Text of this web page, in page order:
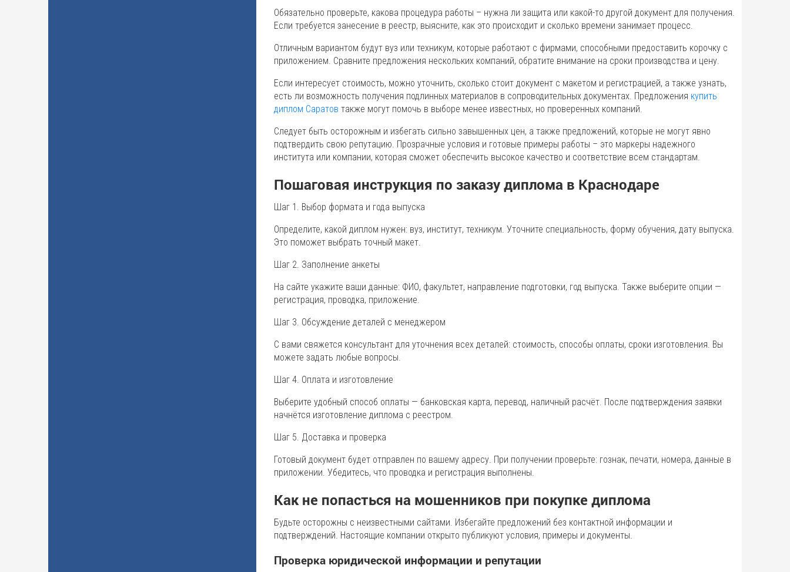
Обязательно проверьте, какова процедура работы – нужна ли защита или какой-то другой документ для получения.
Если требуется занесение в реестр, выясните, как это происходит и сколько времени занимает процесс.
Отличным вариантом будут вуз или техникум, которые работают с фирмами, способными предоставить корочку с
приложением. Сравните предложения нескольких компаний, обратите внимание на сроки производства и цену.
Если интересует стоимость, можно уточнить, сколько стоит документ с макетом и регистрацией, а также узнать,
есть ли возможность получения подлинных материалов в сопроводительных документах. Предложения купить
диплом Саратов также могут помочь в выборе менее известных, но проверенных компаний.
Следует быть осторожным и избегать сильно завышенных цен, а также предложений, которые не могут явно
подтвердить свою репутацию. Прозрачные условия и готовые примеры работы – это маркеры надежного
института или компании, которая сможет обеспечить высокое качество и соответствие всем стандартам.
Пошаговая инструкция по заказу диплома в Краснодаре
Шаг 1. Выбор формата и года выпуска
Определите, какой диплом нужен: вуз, институт, техникум. Уточните специальность, форму обучения, дату выпуска.
Это поможет выбрать точный макет.
Шаг 2. Заполнение анкеты
На сайте укажите ваши данные: ФИО, факультет, направление подготовки, год выпуска. Также выберите опции —
регистрация, проводка, приложение.
Шаг 3. Обсуждение деталей с менеджером
С вами свяжется консультант для уточнения всех деталей: стоимость, способы оплаты, сроки изготовления. Вы
можете задать любые вопросы.
Шаг 4. Оплата и изготовление
Выберите удобный способ оплаты — банковская карта, перевод, наличный расчёт. После подтверждения заявки
начнётся изготовление диплома с реестром.
Шаг 5. Доставка и проверка
Готовый документ будет отправлен по вашему адресу. При получении проверьте: гознак, печати, номера, данные в
приложении. Убедитесь, что проводка и регистрация выполнены.
Как не попасться на мошенников при покупке диплома
Будьте осторожны с неизвестными сайтами. Избегайте предложений без контактной информации и
подтверждений. Настоящие компании открыто публикуют условия, примеры и документы.
Проверка юридической информации и репутации